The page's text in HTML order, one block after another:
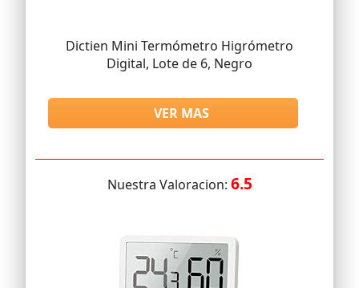
Dictien Mini Termómetro Higrómetro
Digital, Lote de 6, Negro
VER MAS
Nuestra Valoracion: 6.5